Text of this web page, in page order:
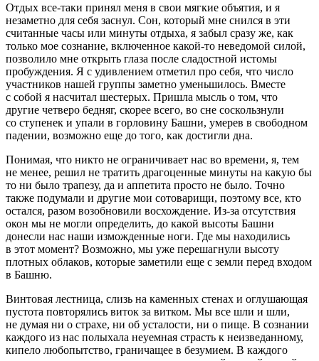
Отдых все-таки принял меня в свои мягкие объятия, и я
незаметно для себя заснул. Сон, который мне снился в эти
считанные часы или минуты отдыха, я забыл сразу же, как
только мое сознание, включенное какой-то неведомой силой,
позволило мне открыть глаза после сладостной истомы
пробуждения. Я с удивлением отметил про себя, что число
участников нашей группы заметно уменьшилось. Вместе
с собой я насчитал шестерых. Пришла мысль о том, что
другие четверо бедняг, скорее всего, во сне соскользнули
со ступенек и упали в горловину Башни, умерев в свободном
падении, возможно еще до того, как достигли дна.
Понимая, что никто не ограничивает нас во времени, я, тем
не менее, решил не тратить драгоценные минуты на какую бы
то ни было трапезу, да и аппетита просто не было. Точно
также подумали и другие мои сотоварищи, поэтому все, кто
остался, разом возобновили восхождение. Из-за отсутствия
окон мы не могли определить, до какой высоты Башни
донесли нас наши изможденные ноги. Где мы находились
в этот момент? Возможно, мы уже перешагнули высоту
плотных облаков, которые заметили еще с земли перед входом
в Башню.
Винтовая лестница, слизь на каменных стенах и оглушающая
пустота повторялись виток за витком. Мы все шли и шли,
не думая ни о страхе, ни об усталости, ни о пище. В сознании
каждого из нас полыхала неуемная страсть к неизведанному,
кипело любопытство, граничащее в безумием. В каждого